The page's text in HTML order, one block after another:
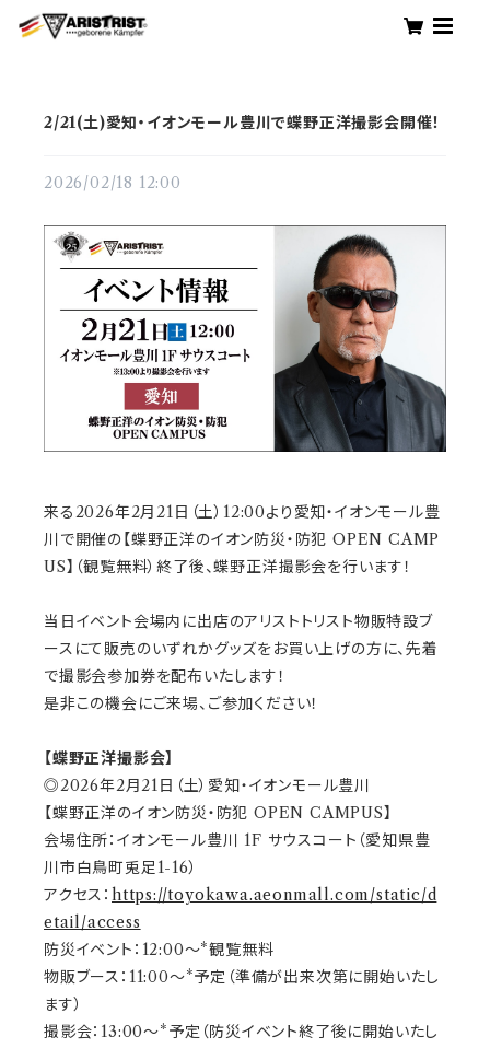
2/21(土)愛知・イオンモール豊川で蝶野正洋撮影会開催！
2026/02/18 12:00
来る2026年2月21日（土）12:00より愛知・イオンモール豊
川で開催の【蝶野正洋のイオン防災・防犯 OPEN CAMP
US】（観覧無料）終了後、蝶野正洋撮影会を行います！
当日イベント会場内に出店のアリストトリスト物販特設ブ
ースにて販売のいずれかグッズをお買い上げの方に、先着
で撮影会参加券を配布いたします！
是非この機会にご来場、ご参加ください！
【蝶野正洋撮影会】
◎2026年2月21日（土）愛知・イオンモール豊川
【蝶野正洋のイオン防災・防犯 OPEN CAMPUS】
会場住所：イオンモール豊川 1F サウスコート（愛知県豊
川市白鳥町兎足1-16）
アクセス： https://toyokawa.aeonmall.com/static/d
etail/access
防災イベント：12:00～*観覧無料
物販ブース：11:00～*予定（準備が出来次第に開始いたし
ます）
撮影会：13:00～*予定（防災イベント終了後に開始いたし